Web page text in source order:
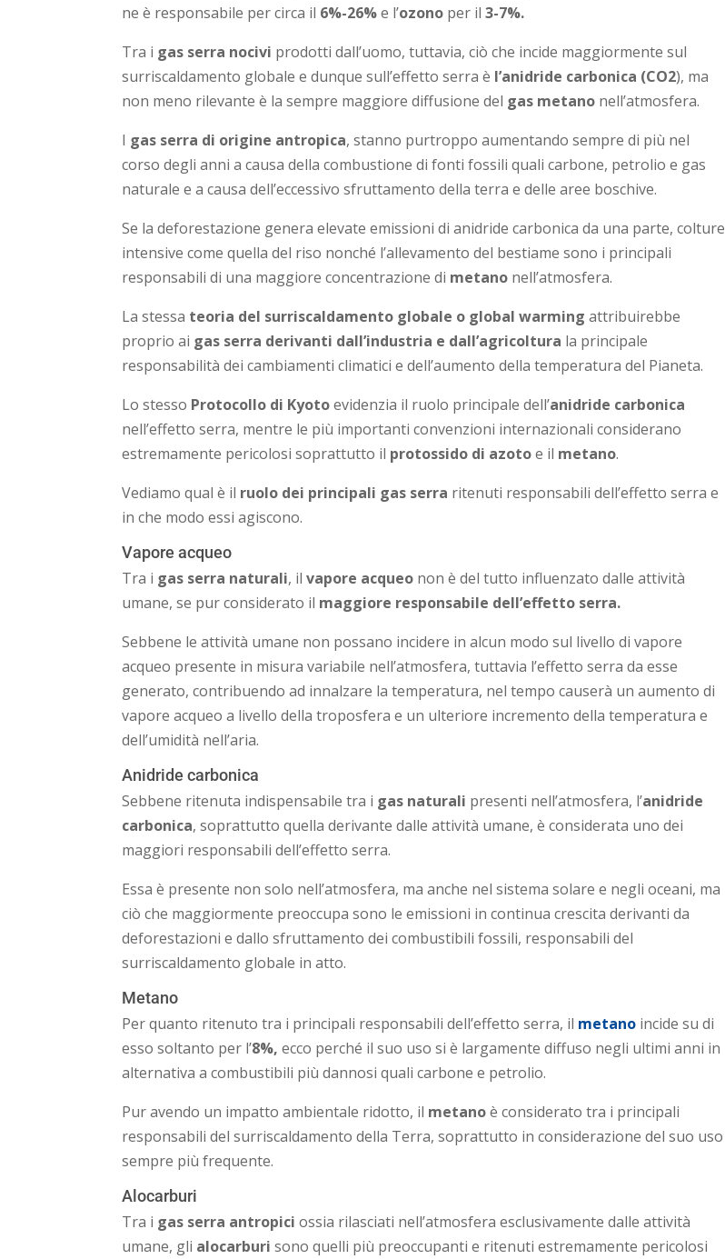
ne è responsabile per circa il 6%-26%e l’ozono per il3-7%.
Tra i gas serra nocivi prodotti dall’uomo, tuttavia, ciò che incide maggiormente sul
surriscaldamento globale e dunque sull’effetto serra è l’anidride carbonica (CO2), ma
non meno rilevante è la sempre maggiore diffusione del gas metano nell’atmosfera.
I gas serra di origine antropica, stanno purtroppo aumentando sempre di più nel
corso degli anni a causa della combustione di fonti fossili quali carbone, petrolio e gas
naturale e a causa dell’eccessivo sfruttamento della terra e delle aree boschive.
Se la deforestazione genera elevate emissioni di anidride carbonica da una parte, colture
intensive come quella del riso nonché l’allevamento del bestiame sono i principali
responsabili di una maggiore concentrazione di metano nell’atmosfera.
La stessa teoria del surriscaldamento globale o global warming attribuirebbe
proprio ai gas serra derivanti dall’industria e dall’agricoltura la principale
responsabilità dei cambiamenti climatici e dell’aumento della temperatura del Pianeta.
Lo stesso Protocollo di Kyotoevidenzia il ruolo principale dell’anidride carbonica
nell’effetto serra, mentre le più importanti convenzioni internazionali considerano
estremamente pericolosi soprattutto il protossido di azotoe il metano.
Vediamo qual è il ruolo dei principali gas serra ritenuti responsabili dell’effetto serra e
in che modo essi agiscono.
Vapore acqueo
Tra i gas serra naturali, ilvapore acqueo non è del tutto influenzato dalle attività
umane, se pur considerato il maggiore responsabile dell’effetto serra.
Sebbene le attività umane non possano incidere in alcun modo sul livello di vapore
acqueo presente in misura variabile nell’atmosfera, tuttavia l’effetto serra da esse
generato, contribuendo ad innalzare la temperatura, nel tempo causerà un aumento di
vapore acqueo a livello della troposfera e un ulteriore incremento della temperatura e
dell’umidità nell’aria.
Anidride carbonica
Sebbene ritenuta indispensabile tra i gas naturali presenti nell’atmosfera, l’anidride
carbonica, soprattutto quella derivante dalle attività umane, è considerata uno dei
maggiori responsabili dell’effetto serra.
Essa è presente non solo nell’atmosfera, ma anche nel sistema solare e negli oceani, ma
ciò che maggiormente preoccupa sono le emissioni in continua crescita derivanti da
deforestazioni e dallo sfruttamento dei combustibili fossili, responsabili del
surriscaldamento globale in atto.
Metano
Per quanto ritenuto tra i principali responsabili dell’effetto serra, il metano incide su di
esso soltanto per l’8%, ecco perché il suo uso si è largamente diffuso negli ultimi anni in
alternativa a combustibili più dannosi quali carbone e petrolio.
Pur avendo un impatto ambientale ridotto, il metanoè considerato tra i principali
responsabili del surriscaldamento della Terra, soprattutto in considerazione del suo uso
sempre più frequente.
Alocarburi
Tra i gas serra antropici ossia rilasciati nell’atmosfera esclusivamente dalle attività
umane, gli alocarburisono quelli più preoccupanti e ritenuti estremamente pericolosi